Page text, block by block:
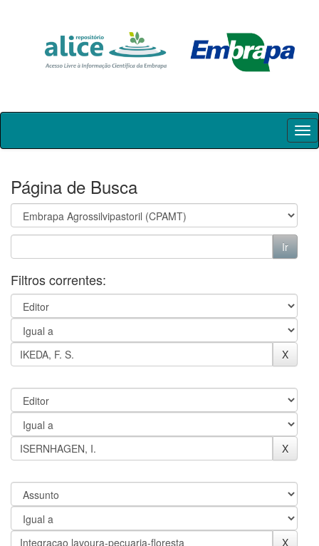
Skip
Página de Busca
Filtros correntes: